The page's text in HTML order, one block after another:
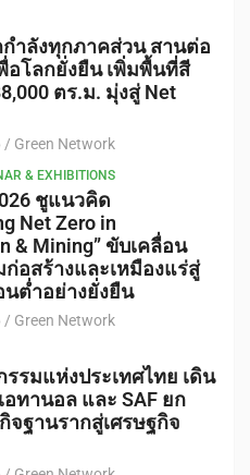
ำลังทุกภาคส่วน สานต่อ
อโลกยั่งยืน เพิ่มพื้นที่สี
ตร.ม. มุ่งสู่ Net
Green Network
& EXHIBITIONS
ชูแนวคิด
Net Zero in
& Mining” ขับเคลื่อน
อสร้างและเหมืองแร่สู่
ต่ำอย่างยั่งยืน
Green Network
รมแห่งประเทศไทย เดิน
ทานอล และ SAF ยก
จฐานรากสู่เศรษฐกิจ